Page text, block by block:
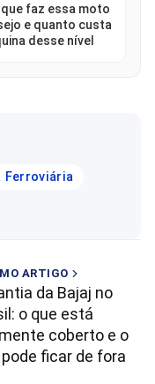
que faz essa moto
e quanto custa
desse nível
Ferroviária
ARTIGO
da Bajaj no
o que está
coberto e o
ficar de fora